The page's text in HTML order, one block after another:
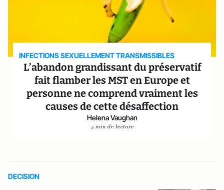
INFECTIONS SEXUELLEMENT TRANSMISSIBLES
L’abandon grandissant du préservatif
fait flamber les MST en Europe et
personne ne comprend vraiment les
causes de cette désaffection
Helena Vaughan
5 min de lecture
DECISION